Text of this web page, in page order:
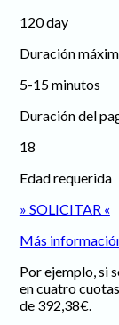
120 day
Duración
5-15 minutos
Duración del
18
Edad requerida
» SOLICITAR «
Más
Por ejemplo, si
en cuatro
de 392,38€.